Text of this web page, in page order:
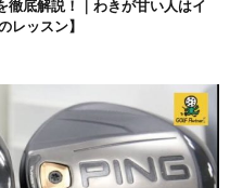
徹底解説！｜わきが甘い人はイ
レッスン】